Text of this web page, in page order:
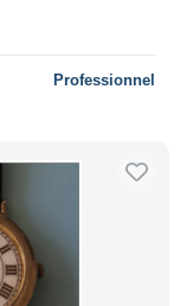
Professionnel